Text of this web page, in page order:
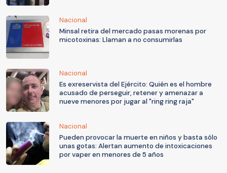
Nacional
Minsal retira del mercado pasas morenas por
micotoxinas: Llaman a no consumirlas
Nacional
Es exreservista del Ejército: Quién es el hombre
acusado de perseguir, retener y amenazar a
nueve menores por jugar al "ring ring raja"
Nacional
Pueden provocar la muerte en niños y basta sólo
unas gotas: Alertan aumento de intoxicaciones
por vaper en menores de 5 años